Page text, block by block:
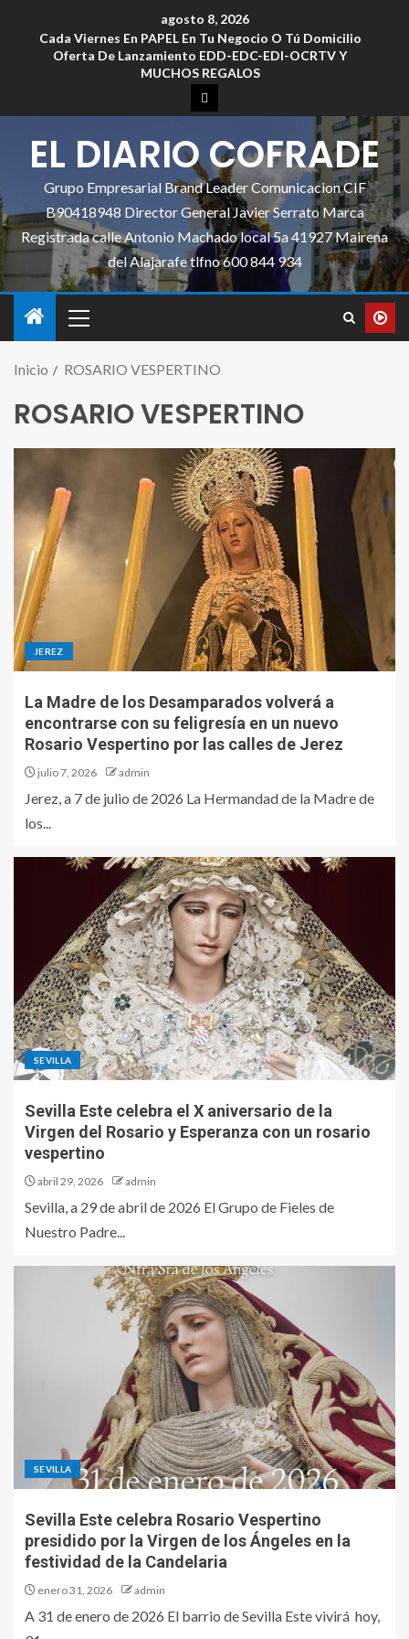
agosto 8, 2026
Cada Viernes En PAPEL En Tu Negocio O Tú Domicilio
Oferta De Lanzamiento EDD-EDC-EDI-OCRTV Y
MUCHOS REGALOS
EL DIARIO COFRADE
Grupo Empresarial Brand Leader Comunicacion CIF
B90418948 Director General Javier Serrato Marca
Registrada calle Antonio Machado local 5a 41927 Mairena
del Alajarafe tlfno 600 844 934
Inicio ROSARIO VESPERTINO
ROSARIO VESPERTINO
JEREZ
La Madre de los Desamparados volverá a
encontrarse con su feligresía en un nuevo
Rosario Vespertino por las calles de Jerez
julio 7, 2026 admin
Jerez, a 7 de julio de 2026 La Hermandad de la Madre de
los...
SEVILLA
Sevilla Este celebra el X aniversario de la
Virgen del Rosario y Esperanza con un rosario
vespertino
abril 29, 2026 admin
Sevilla, a 29 de abril de 2026 El Grupo de Fieles de
Nuestro Padre...
SEVILLA
Sevilla Este celebra Rosario Vespertino
presidido por la Virgen de los Ángeles en la
festividad de la Candelaria
enero 31, 2026 admin
A 31 de enero de 2026 El barrio de Sevilla Este vivirá hoy,